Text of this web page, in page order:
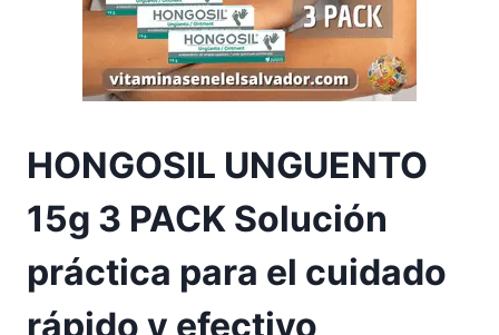
HONGOSIL UNGUENTO
15g 3 PACK Solución
práctica para el cuidado
rápido y efectivo